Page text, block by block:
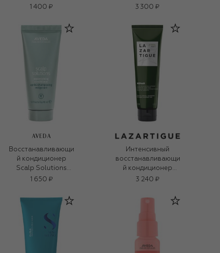
1 400 ₽
White Musk, …
3 300 ₽
AVEDA
Восстанавливающи
й кондиционер
Scalp Solutions
(40ml)
1 650 ₽
Интенсивный
восстанавливающи
й кондиционер
(150ml)
3 240 ₽